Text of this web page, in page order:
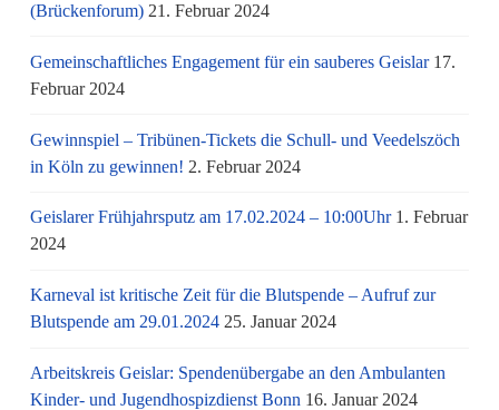
(Brückenforum) 21. Februar 2024
Gemeinschaftliches Engagement für ein sauberes Geislar 17.
Februar 2024
Gewinnspiel – Tribünen-Tickets die Schull- und Veedelszöch
in Köln zu gewinnen! 2. Februar 2024
Geislarer Frühjahrsputz am 17.02.2024 – 10:00Uhr 1. Februar
2024
Karneval ist kritische Zeit für die Blutspende – Aufruf zur
Blutspende am 29.01.2024 25. Januar 2024
Arbeitskreis Geislar: Spendenübergabe an den Ambulanten
Kinder- und Jugendhospizdienst Bonn 16. Januar 2024